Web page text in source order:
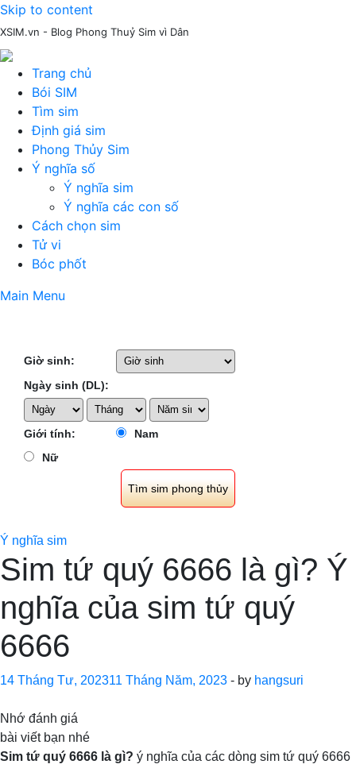
Skip to content
XSIM.vn - Blog Phong Thuỷ Sim vì Dân
Trang chủ
Bói SIM
Tìm sim
Định giá sim
Phong Thủy Sim
Ý nghĩa số
Ý nghĩa sim
Ý nghĩa các con số
Cách chọn sim
Tử vi
Bóc phốt
Main Menu
Giờ sinh:
Ngày sinh (DL):
Giới tính:
Nam
Nữ
Ý nghĩa sim
Sim tứ quý 6666 là gì? Ý
nghĩa của sim tứ quý
6666
14 Tháng Tư, 202311 Tháng Năm, 2023 - by hangsuri
Nhớ đánh giá
bài viết bạn nhé
Sim tứ quý 6666 là gì? ý nghĩa của các dòng sim tứ quý 6666